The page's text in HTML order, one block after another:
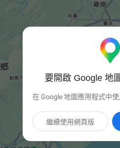
要開啟 Google 地
在 Google 地圖應用程式中
繼續使用網頁版